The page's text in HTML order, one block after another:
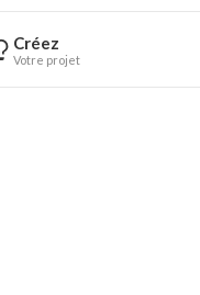
Créez
Votre projet